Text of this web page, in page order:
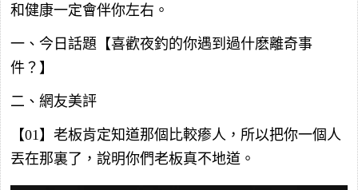
和健康一定會伴你左右。
一、今日話題【喜歡夜釣的你遇到過什麽離奇事
件？】
二、網友美評
【01】老板肯定知道那個比較瘆人，所以把你一個人
丟在那裏了，說明你們老板真不地道。